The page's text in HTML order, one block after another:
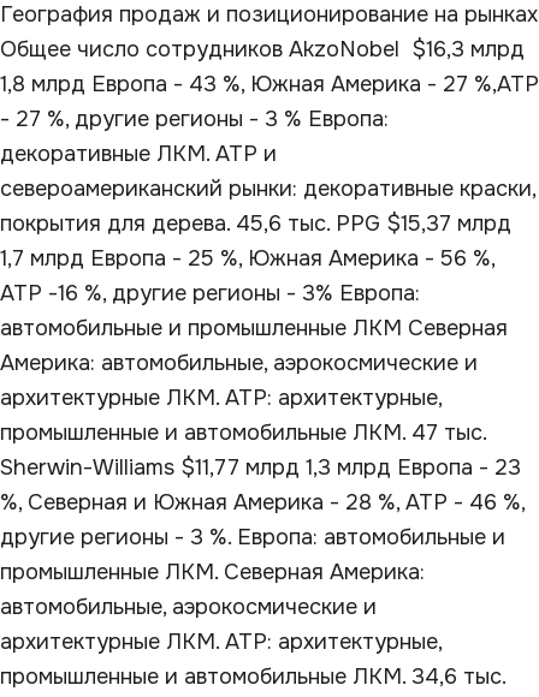
География продаж и позиционирование на рынках
Общее число сотрудников AkzoNobel $16,3 млрд
1,8 млрд Европа - 43 %, Южная Америка - 27 %,АТР
- 27 %, другие регионы - 3 % Европа:
декоративные ЛКМ. АТР и
североамериканский рынки: декоративные краски,
покрытия для дерева. 45,6 тыс. PPG $15,37 млрд
1,7 млрд Европа - 25 %, Южная Америка - 56 %,
АТР -16 %, другие регионы - 3% Европа:
автомобильные и промышленные ЛКМ Северная
Америка: автомобильные, аэрокосмические и
архитектурные ЛКМ. АТР: архитектурные,
промышленные и автомобильные ЛКМ. 47 тыс.
Sherwin-Williams $11,77 млрд 1,3 млрд Европа - 23
%, Северная и Южная Америка - 28 %, АТР - 46 %,
другие регионы - 3 %. Европа: автомобильные и
промышленные ЛКМ. Северная Америка:
автомобильные, аэрокосмические и
архитектурные ЛКМ. АТР: архитектурные,
промышленные и автомобильные ЛКМ. 34,6 тыс.